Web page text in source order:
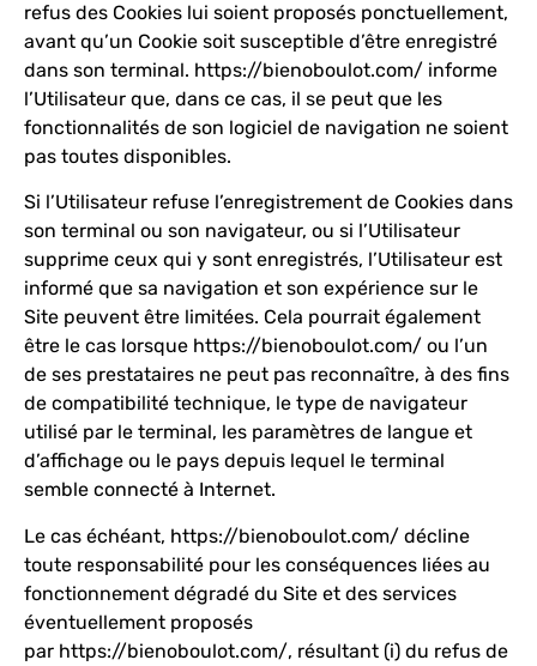
refus des Cookies lui soient proposés ponctuellement,
avant qu’un Cookie soit susceptible d’être enregistré
dans son terminal. https://bienoboulot.com/ informe
l’Utilisateur que, dans ce cas, il se peut que les
fonctionnalités de son logiciel de navigation ne soient
pas toutes disponibles.
Si l’Utilisateur refuse l’enregistrement de Cookies dans
son terminal ou son navigateur, ou si l’Utilisateur
supprime ceux qui y sont enregistrés, l’Utilisateur est
informé que sa navigation et son expérience sur le
Site peuvent être limitées. Cela pourrait également
être le cas lorsque https://bienoboulot.com/ ou l’un
de ses prestataires ne peut pas reconnaître, à des fins
de compatibilité technique, le type de navigateur
utilisé par le terminal, les paramètres de langue et
d’affichage ou le pays depuis lequel le terminal
semble connecté à Internet.
Le cas échéant, https://bienoboulot.com/ décline
toute responsabilité pour les conséquences liées au
fonctionnement dégradé du Site et des services
éventuellement proposés
par https://bienoboulot.com/, résultant (i) du refus de